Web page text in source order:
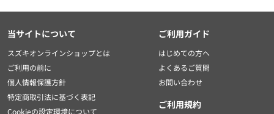
当サイトについて
スズキオンラインショップとは
ご利用の前に
個人情報保護方針
特定商取引法に基づく表記
Cookieの設定環境について
ご利用ガイド
はじめての方へ
よくあるご質問
お問い合わせ
ご利用規約